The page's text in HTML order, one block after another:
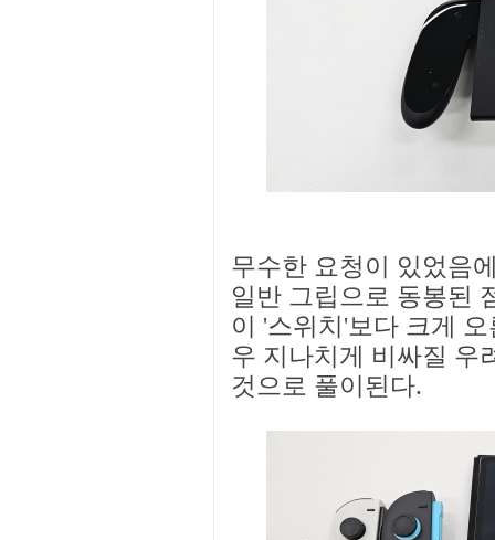
무수한 요청이 있었음
일반 그립으로 동봉된
이 '스위치'보다 크게
우 지나치게 비싸질 우
것으로 풀이된다.